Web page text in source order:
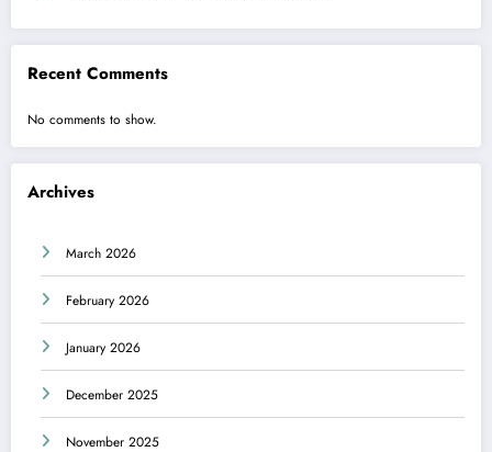
Recent Comments
No comments to show.
Archives
March 2026
February 2026
January 2026
December 2025
November 2025